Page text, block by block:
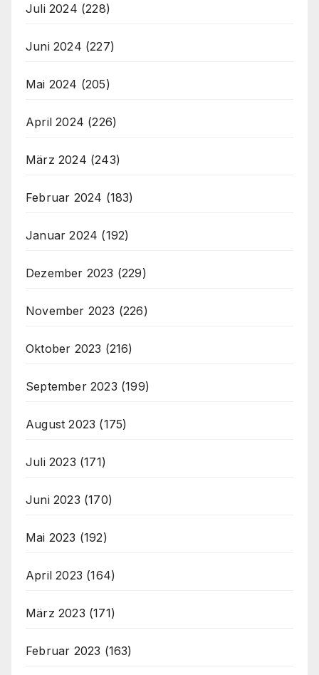
Juli 2024 (228)
Juni 2024 (227)
Mai 2024 (205)
April 2024 (226)
März 2024 (243)
Februar 2024 (183)
Januar 2024 (192)
Dezember 2023 (229)
November 2023 (226)
Oktober 2023 (216)
September 2023 (199)
August 2023 (175)
Juli 2023 (171)
Juni 2023 (170)
Mai 2023 (192)
April 2023 (164)
März 2023 (171)
Februar 2023 (163)